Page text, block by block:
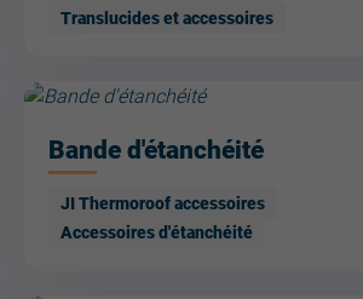
Translucides et accessoires
Bande d'étanchéité
JI Thermoroof accessoires
Accessoires d'étanchéité